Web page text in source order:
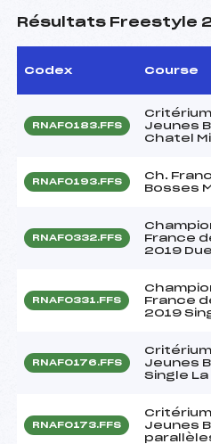
Résultats Freestyle
Codex Course
RNAF0183.FFS
Jeunes
Chatel
RNAF0193.FFS
Ch.
Bosses
RNAF0332.FFS
France
2019
RNAF0331.FFS
France
2019
RNAF0176.FFS
Jeunes
Single
RNAF0173.FFS
Jeunes